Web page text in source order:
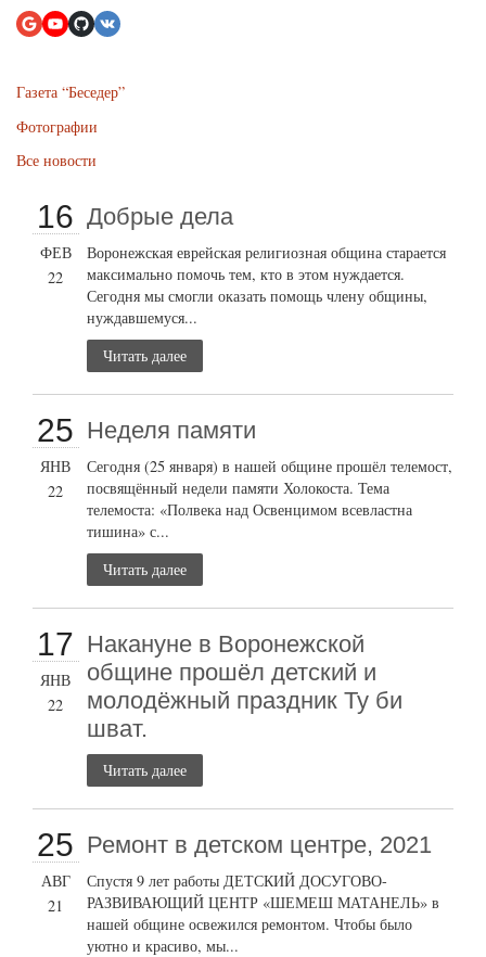
Газета “Беседер”
Фотографии
Все новости
16
ФЕВ
22
Добрые дела
Воронежская еврейская религиозная община старается
максимально помочь тем, кто в этом нуждается.
Сегодня мы смогли оказать помощь члену общины,
нуждавшемуся...
Читать далее
25
ЯНВ
22
Неделя памяти
Сегодня (25 января) в нашей общине прошёл телемост,
посвящённый недели памяти Холокоста. Тема
телемоста: «Полвека над Освенцимом всевластна
тишина» с...
Читать далее
17
ЯНВ
22
Накануне в Воронежской
общине прошёл детский и
молодёжный праздник Ту би
шват.
Читать далее
25
АВГ
21
Ремонт в детском центре, 2021
Спустя 9 лет работы ДЕТСКИЙ ДОСУГОВО-
РАЗВИВАЮЩИЙ ЦЕНТР «ШЕМЕШ МАТАНЕЛЬ» в
нашей общине освежился ремонтом. Чтобы было
уютно и красиво, мы...